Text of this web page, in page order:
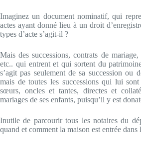
Imaginez un document nominatif, qui
actes ayant donné lieu à un droit
types d’acte s’agit-il ?
Mais des successions, contrats de
etc.. qui entrent et qui sortent du
s’agit pas seulement de sa succession ou
mais de toutes les successions qui lui
sœurs, oncles et tantes, directes et
mariages de ses enfants, puisqu’il y est
Inutile de parcourir tous les notaires du
quand et comment la maison est entrée dans